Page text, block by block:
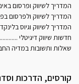
המדריך לשיווק ופרסום
המדריך לשיווק ולפרסום
המדריך לשיווק וגיוס
חדשות שיווק דיגיטלי
שאלות ותשובות במדיה
קורסים, הדרכות וסדנאות 052-